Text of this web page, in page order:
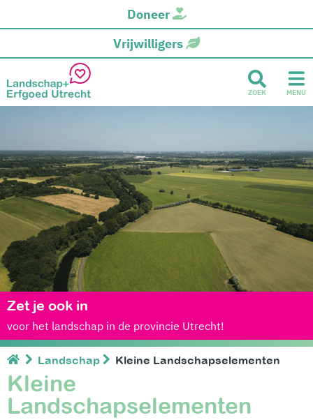
Doneer
Vrijwilligers
ZOEK MENU
Zet je ook in
voor het landschap in de provincie Utrecht!
Landschap Kleine Landschapselementen
Kleine
Landschapselementen